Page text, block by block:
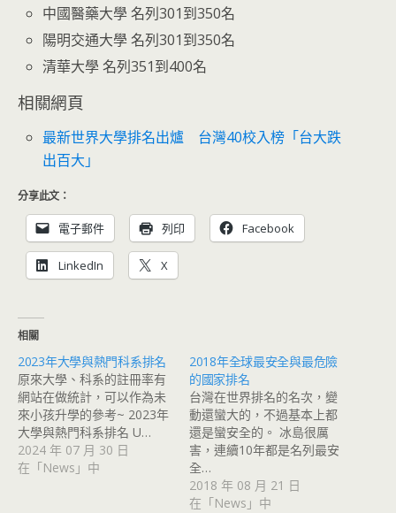
中國醫藥大學 名列301到350名
陽明交通大學 名列301到350名
清華大學 名列351到400名
相關網頁
最新世界大學排名出爐 台灣40校入榜「台大跌
出百大」
分享此文：
電子郵件 列印 Facebook
LinkedIn X
相關
2023年大學與熱門科系排名
原來大學、科系的註冊率有
網站在做統計，可以作為未
來小孩升學的參考~ 2023年
大學與熱門科系排名 U…
2024 年 07 月 30 日
在「News」中
2018年全球最安全與最危險
的國家排名
台灣在世界排名的名次，變
動還蠻大的，不過基本上都
還是蠻安全的。 冰島很厲
害，連續10年都是名列最安
全…
2018 年 08 月 21 日
在「News」中